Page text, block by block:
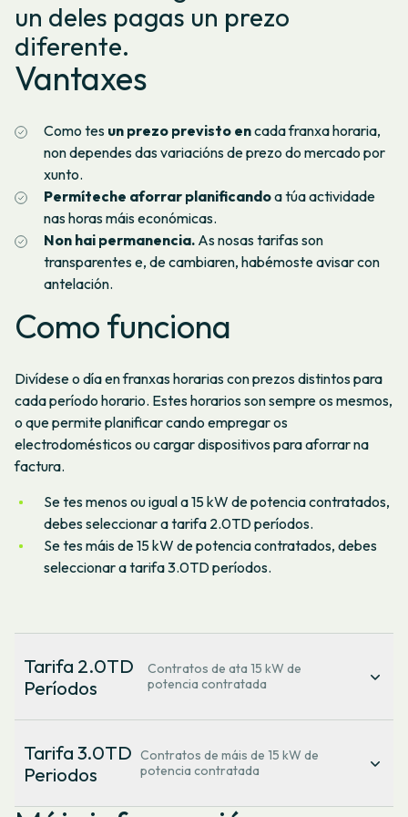
Se o teu punto de subministración está nas Illas Canarias,
non se aplicará o IVE, senón o IXIC.Explicámosche como
calcular o seu prezo.
No centro de axuda explicamos como entender a factura
da tarifa 3.0TD períodos.
un deles pagas un prezo
diferente.
Vantaxes
Como tes un prezo previsto encada franxa horaria,
non dependes das variacións de prezo do mercado por
xunto.
Permíteche aforrar planificandoa túa actividade
nas horas máis económicas.
Non hai permanencia. As nosas tarifas son
transparentes e, de cambiaren, habémoste avisar con
antelación.
Como funciona
Divídese o día en franxas horarias con prezos distintos para
cada período horario. Estes horarios son sempre os mesmos,
o que permite planificar cando empregar os
electrodomésticos ou cargar dispositivos para aforrar na
factura.
Se tes menos ou igual a 15 kW de potencia contratados,
debes seleccionar a tarifa 2.0TD períodos.
Se tes máis de 15 kW de potencia contratados, debes
seleccionar a tarifa 3.0TD períodos.
Tarifa 2.0TD
Períodos
Contratos de ata 15 kW de
potencia contratada
Enerxía
Ao longo do día, tes diferentes horarios que
Tarifa 3.0TD
Periodos
Contratos de máis de 15 kW de
potencia contratada